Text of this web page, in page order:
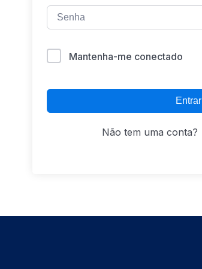
Mantenha-me conectado
Entrar
Não tem uma conta?